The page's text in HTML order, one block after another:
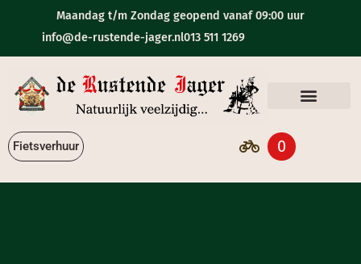
Maandag t/m Zondag geopend vanaf 09:00 uur
info@de-rustende-jager.nl013 511 1269
Fietsverhuur 0